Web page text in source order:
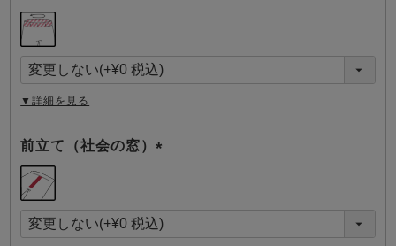
須
)
▼詳細を見る
前立て（社会の窓）
須
)